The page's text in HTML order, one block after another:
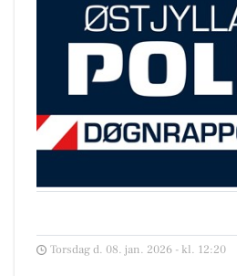
Torsdag d. 08. jan. 2026 - kl. 12:20